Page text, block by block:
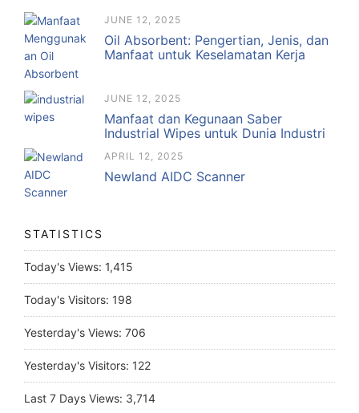
JUNE 12, 2025
Oil Absorbent: Pengertian, Jenis, dan
Manfaat untuk Keselamatan Kerja
JUNE 12, 2025
Manfaat dan Kegunaan Saber
Industrial Wipes untuk Dunia Industri
APRIL 12, 2025
Newland AIDC Scanner
STATISTICS
Today's Views: 1,415
Today's Visitors: 198
Yesterday's Views: 706
Yesterday's Visitors: 122
Last 7 Days Views: 3,714